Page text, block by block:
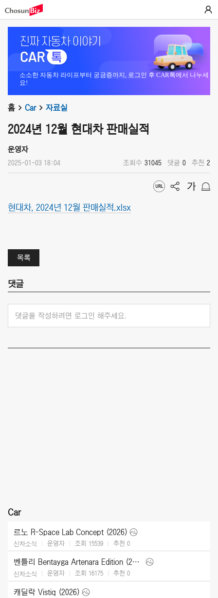
소소한 자동차 라이프부터 궁금증까지, 로그인 후 CAR톡에서 나누세
요!
홈 Car 자료실
2024년 12월 현대차 판매실적
운영자
2025-01-03 18:04 조회수 31045 댓글 0 추천 2
현대차, 2024년 12월 판매실적.xlsx
목록
댓글
댓글을 작성하려면 로그인 해주세요.
Car
르노 R-Space Lab Concept (2026)
신차소식 운영자 조회 15539 추천 0
벤틀리 Bentayga Artenara Edition (2027)
신차소식 운영자 조회 16175 추천 0
캐딜락 Vistiq (2026)